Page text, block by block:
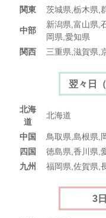
関東
茨城県,栃木県,
中部
新潟県,富山県,
岡県,愛知県
関西
三重県,滋賀県,
翌々日
北海
道
北海道
中国
鳥取県,島根県,
四国
徳島県,香川県,
九州
福岡県,佐賀県,
3